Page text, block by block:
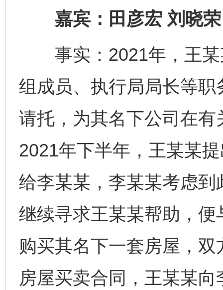
嘉宾：田彦宏 刘晓荣
事实：2021年，王某
组成员、执行局局长等
请托，为其名下公司在
2021年下半年，王某某
给李某某，李某某考虑
继续寻求王某某帮助，
购买其名下一套房屋，
房屋买卖合同，王某某